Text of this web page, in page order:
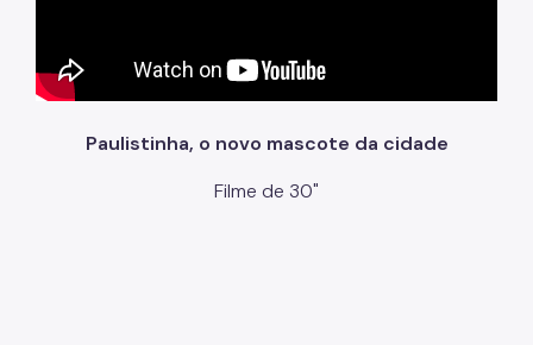
Paulistinha, o novo mascote da cidade
Filme de 30"